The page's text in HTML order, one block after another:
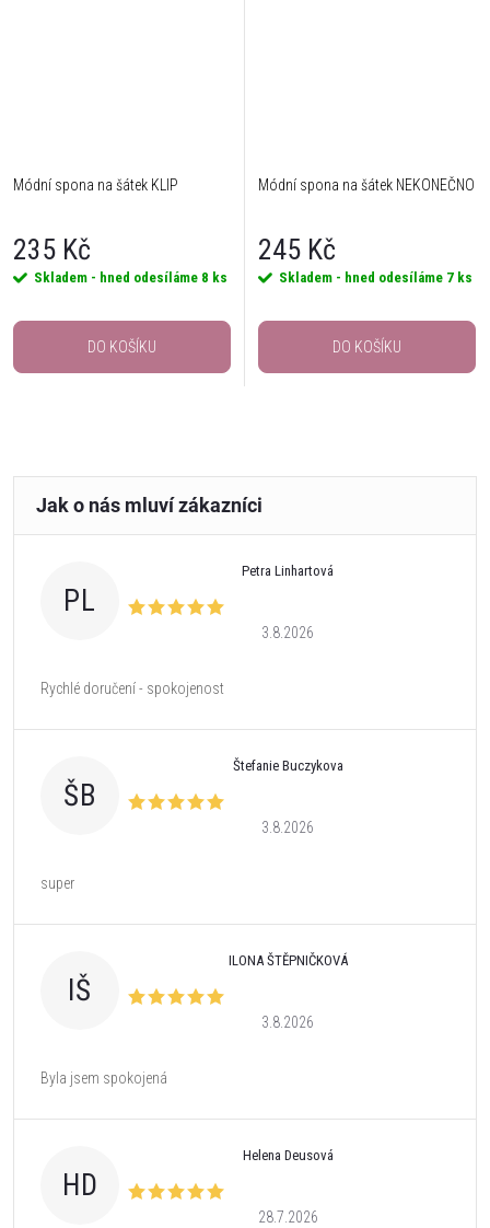
Módní spona na šátek KLIP
235 Kč
Skladem - hned odesíláme 8 ks
DO KOŠÍKU
Módní spona na šátek NEKONEČNO
245 Kč
Skladem - hned odesíláme 7 ks
DO KOŠÍKU
PL
Petra Linhartová
3.8.2026
Rychlé doručení - spokojenost
ŠB
Štefanie Buczykova
3.8.2026
super
IŠ
ILONA ŠTĚPNIČKOVÁ
3.8.2026
Byla jsem spokojená
HD
Helena Deusová
28.7.2026